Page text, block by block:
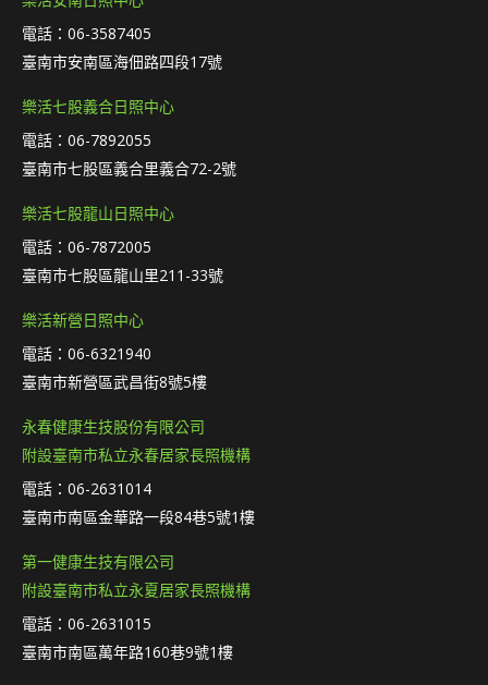
電話：06-3587405
臺南市安南區海佃路四段17號
樂活七股義合日照中心
電話：06-7892055
臺南市七股區義合里義合72-2號
樂活七股龍山日照中心
電話：06-7872005
臺南市七股區龍山里211-33號
樂活新營日照中心
電話：06-6321940
臺南市新營區武昌街8號5樓
永春健康生技股份有限公司
附設臺南市私立永春居家長照機構
電話：06-2631014
臺南市南區金華路一段84巷5號1樓
第一健康生技有限公司
附設臺南市私立永夏居家長照機構
電話：06-2631015
臺南市南區萬年路160巷9號1樓